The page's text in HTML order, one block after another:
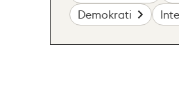
Demokrati